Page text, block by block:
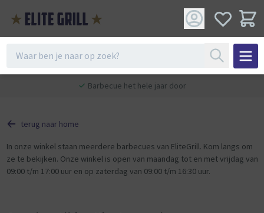
Barbecue het hele jaar door
terug naar home
In onze winkel staan meerdere barbecues van EliteGrill. Kom langs om
ze te bekijken. Onze winkel is open van maandag tot en met vrijdag van
09:00 t/m 17:00 uur en op zaterdag van 09:00 t/m 16:30 uur.